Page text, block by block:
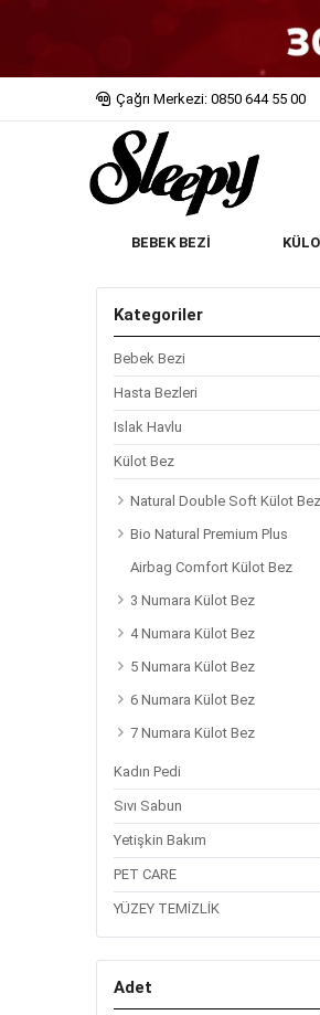
Çağrı Merkezi: 0850 644 55 00
BEBEK BEZİ
Kategoriler
Bebek Bezi
Hasta Bezleri
Islak Havlu
Külot Bez
Natural Double Soft Külot Bez
Bio Natural Premium Plus
Airbag Comfort Külot Bez
3 Numara Külot Bez
4 Numara Külot Bez
5 Numara Külot Bez
6 Numara Külot Bez
7 Numara Külot Bez
Kadın Pedi
Sıvı Sabun
Yetişkin Bakım
PET CARE
YÜZEY TEMİZLİK
Adet